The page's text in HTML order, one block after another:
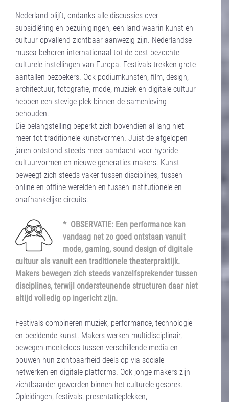
Nederland blijft, ondanks alle discussies over
subsidiëring en bezuinigingen, een land waarin kunst en
cultuur opvallend zichtbaar aanwezig zijn. Nederlandse
musea behoren internationaal tot de best bezochte
culturele instellingen van Europa. Festivals trekken grote
aantallen bezoekers. Ook podiumkunsten, film, design,
architectuur, fotografie, mode, muziek en digitale cultuur
hebben een stevige plek binnen de samenleving
behouden.
Die belangstelling beperkt zich bovendien al lang niet
meer tot traditionele kunstvormen. Juist de afgelopen
jaren ontstond steeds meer aandacht voor hybride
cultuurvormen en nieuwe generaties makers. Kunst
beweegt zich steeds vaker tussen disciplines, tussen
online en offline werelden en tussen institutionele en
onafhankelijke circuits.
* OBSERVATIE: Een performance kan
vandaag net zo goed ontstaan vanuit
mode, gaming, sound design of digitale
cultuur als vanuit een traditionele theaterpraktijk.
Makers bewegen zich steeds vanzelfsprekender tussen
disciplines, terwijl ondersteunende structuren daar niet
altijd volledig op ingericht zijn.
Festivals combineren muziek, performance, technologie
en beeldende kunst. Makers werken multidisciplinair,
bewegen moeiteloos tussen verschillende media en
bouwen hun zichtbaarheid deels op via sociale
netwerken en digitale platforms. Ook jonge makers zijn
zichtbaarder geworden binnen het culturele gesprek.
Opleidingen, festivals, presentatieplekken,